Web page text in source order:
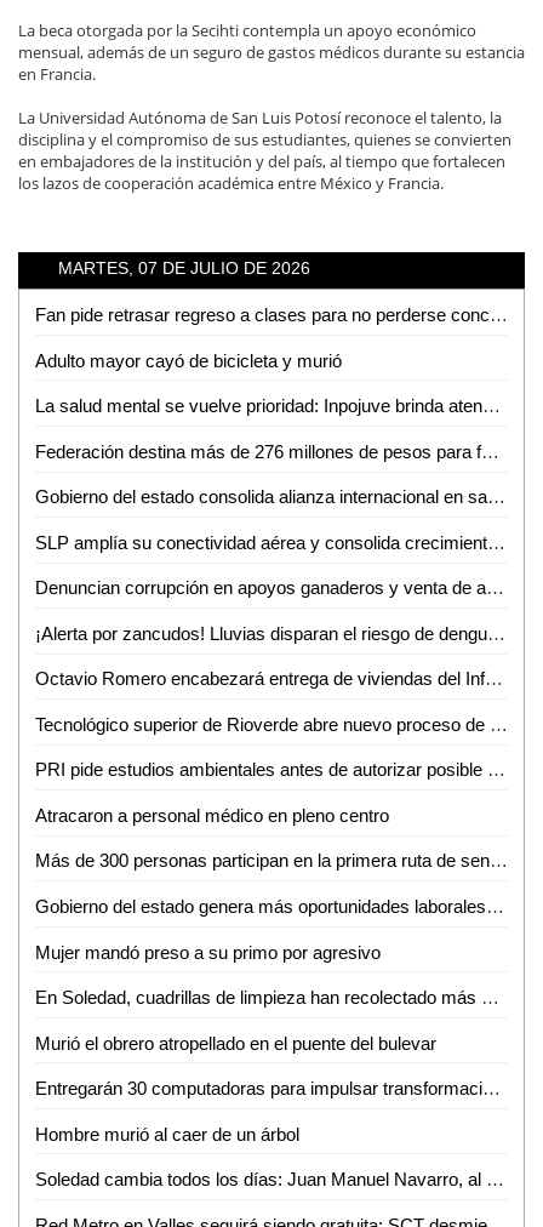
La beca otorgada por la Secihti contempla un apoyo económico
mensual, además de un seguro de gastos médicos durante su estancia
en Francia.
La Universidad Autónoma de San Luis Potosí reconoce el talento, la
disciplina y el compromiso de sus estudiantes, quienes se convierten
en embajadores de la institución y del país, al tiempo que fortalecen
los lazos de cooperación académica entre México y Francia.
MARTES, 07 DE JULIO DE 2026
Fan pide retrasar regreso a clases para no perderse concierto de Los Tigres del Norte en la Fenapo
Adulto mayor cayó de bicicleta y murió
La salud mental se vuelve prioridad: Inpojuve brinda atención psicológica en la Huasteca
Federación destina más de 276 millones de pesos para fortalecer la salud en SLP
Gobierno del estado consolida alianza internacional en salud mental
SLP amplía su conectividad aérea y consolida crecimiento turistico y económico
Denuncian corrupción en apoyos ganaderos y venta de aretes
¡Alerta por zancudos! Lluvias disparan el riesgo de dengue, zika y chikungunya
Octavio Romero encabezará entrega de viviendas del Infonavit en Ciudad Valles
Tecnológico superior de Rioverde abre nuevo proceso de admisión por alta demanda
PRI pide estudios ambientales antes de autorizar posible fracking en la Huasteca Potosina
Atracaron a personal médico en pleno centro
Más de 300 personas participan en la primera ruta de senderismo por la reinserción
Gobierno del estado genera más oportunidades laborales a mujeres potosinas
Mujer mandó preso a su primo por agresivo
En Soledad, cuadrillas de limpieza han recolectado más de 10 toneladas de residuos por la fiesta futbolera
Murió el obrero atropellado en el puente del bulevar
Entregarán 30 computadoras para impulsar transformación digital de negocios de la Huasteca
Hombre murió al caer de un árbol
Soledad cambia todos los días: Juan Manuel Navarro, al arrancar pavimentación en bulevar Valle de los Fantasmas